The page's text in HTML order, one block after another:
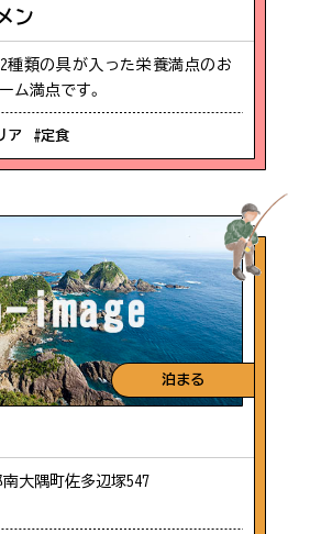
ン
種類の具が入った栄養満点のお
ム満点です。
ア #定食
泊まる
大隅町佐多辺塚547